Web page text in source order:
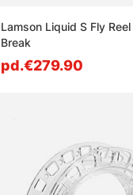
Lamson Liquid S Fly
Break
pd.€279.90